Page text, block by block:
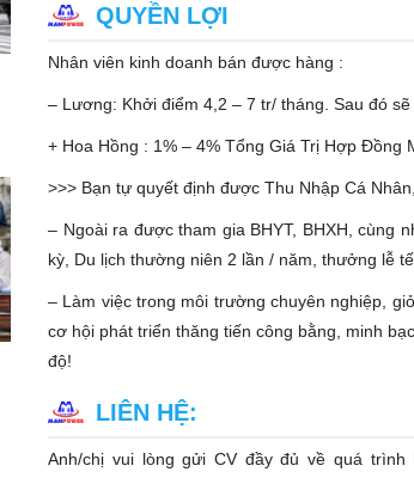
QUYỀN LỢI
Nhân viên kinh doanh bán được hàng :
– Lương: Khởi điểm 4,2 – 7 tr/ tháng. Sau đó
+ Hoa Hồng : 1% – 4% Tổng Giá Trị Hợp Đồng
>>> Bạn tự quyết định được Thu Nhập Cá
– Ngoài ra được tham gia BHYT, BHXH, cùng
kỳ, Du lịch thường niên 2 lần / năm, thưởng lễ
– Làm việc trong môi trường chuyên nghiệp,
cơ hội phát triển thăng tiến công bằng, minh
độ!
LIÊN HỆ:
Anh/chị vui lòng gửi CV đầy đủ về quá